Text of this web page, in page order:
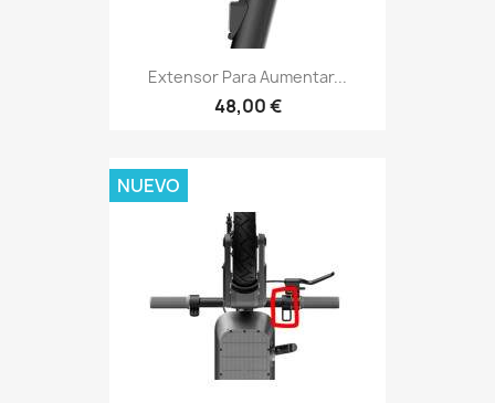
Extensor Para Aumentar...
48,00 €
NUEVO